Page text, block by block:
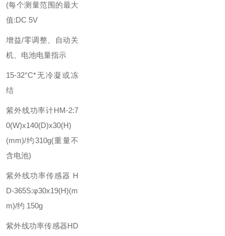
(每个测量范围的最大
值:DC 5V
增益/零调整、自动关
机、电池电量指示
15-32°C*无冷凝或冻
结
紫外线功率计HM-2:7
0(W)x140(D)x30(H)
(mm)/约310g(重量不
含电池)
紫外线功率传感器 H
D-365S:φ30x19(H)(m
m)/约 150g
紫外线功率传感器HD